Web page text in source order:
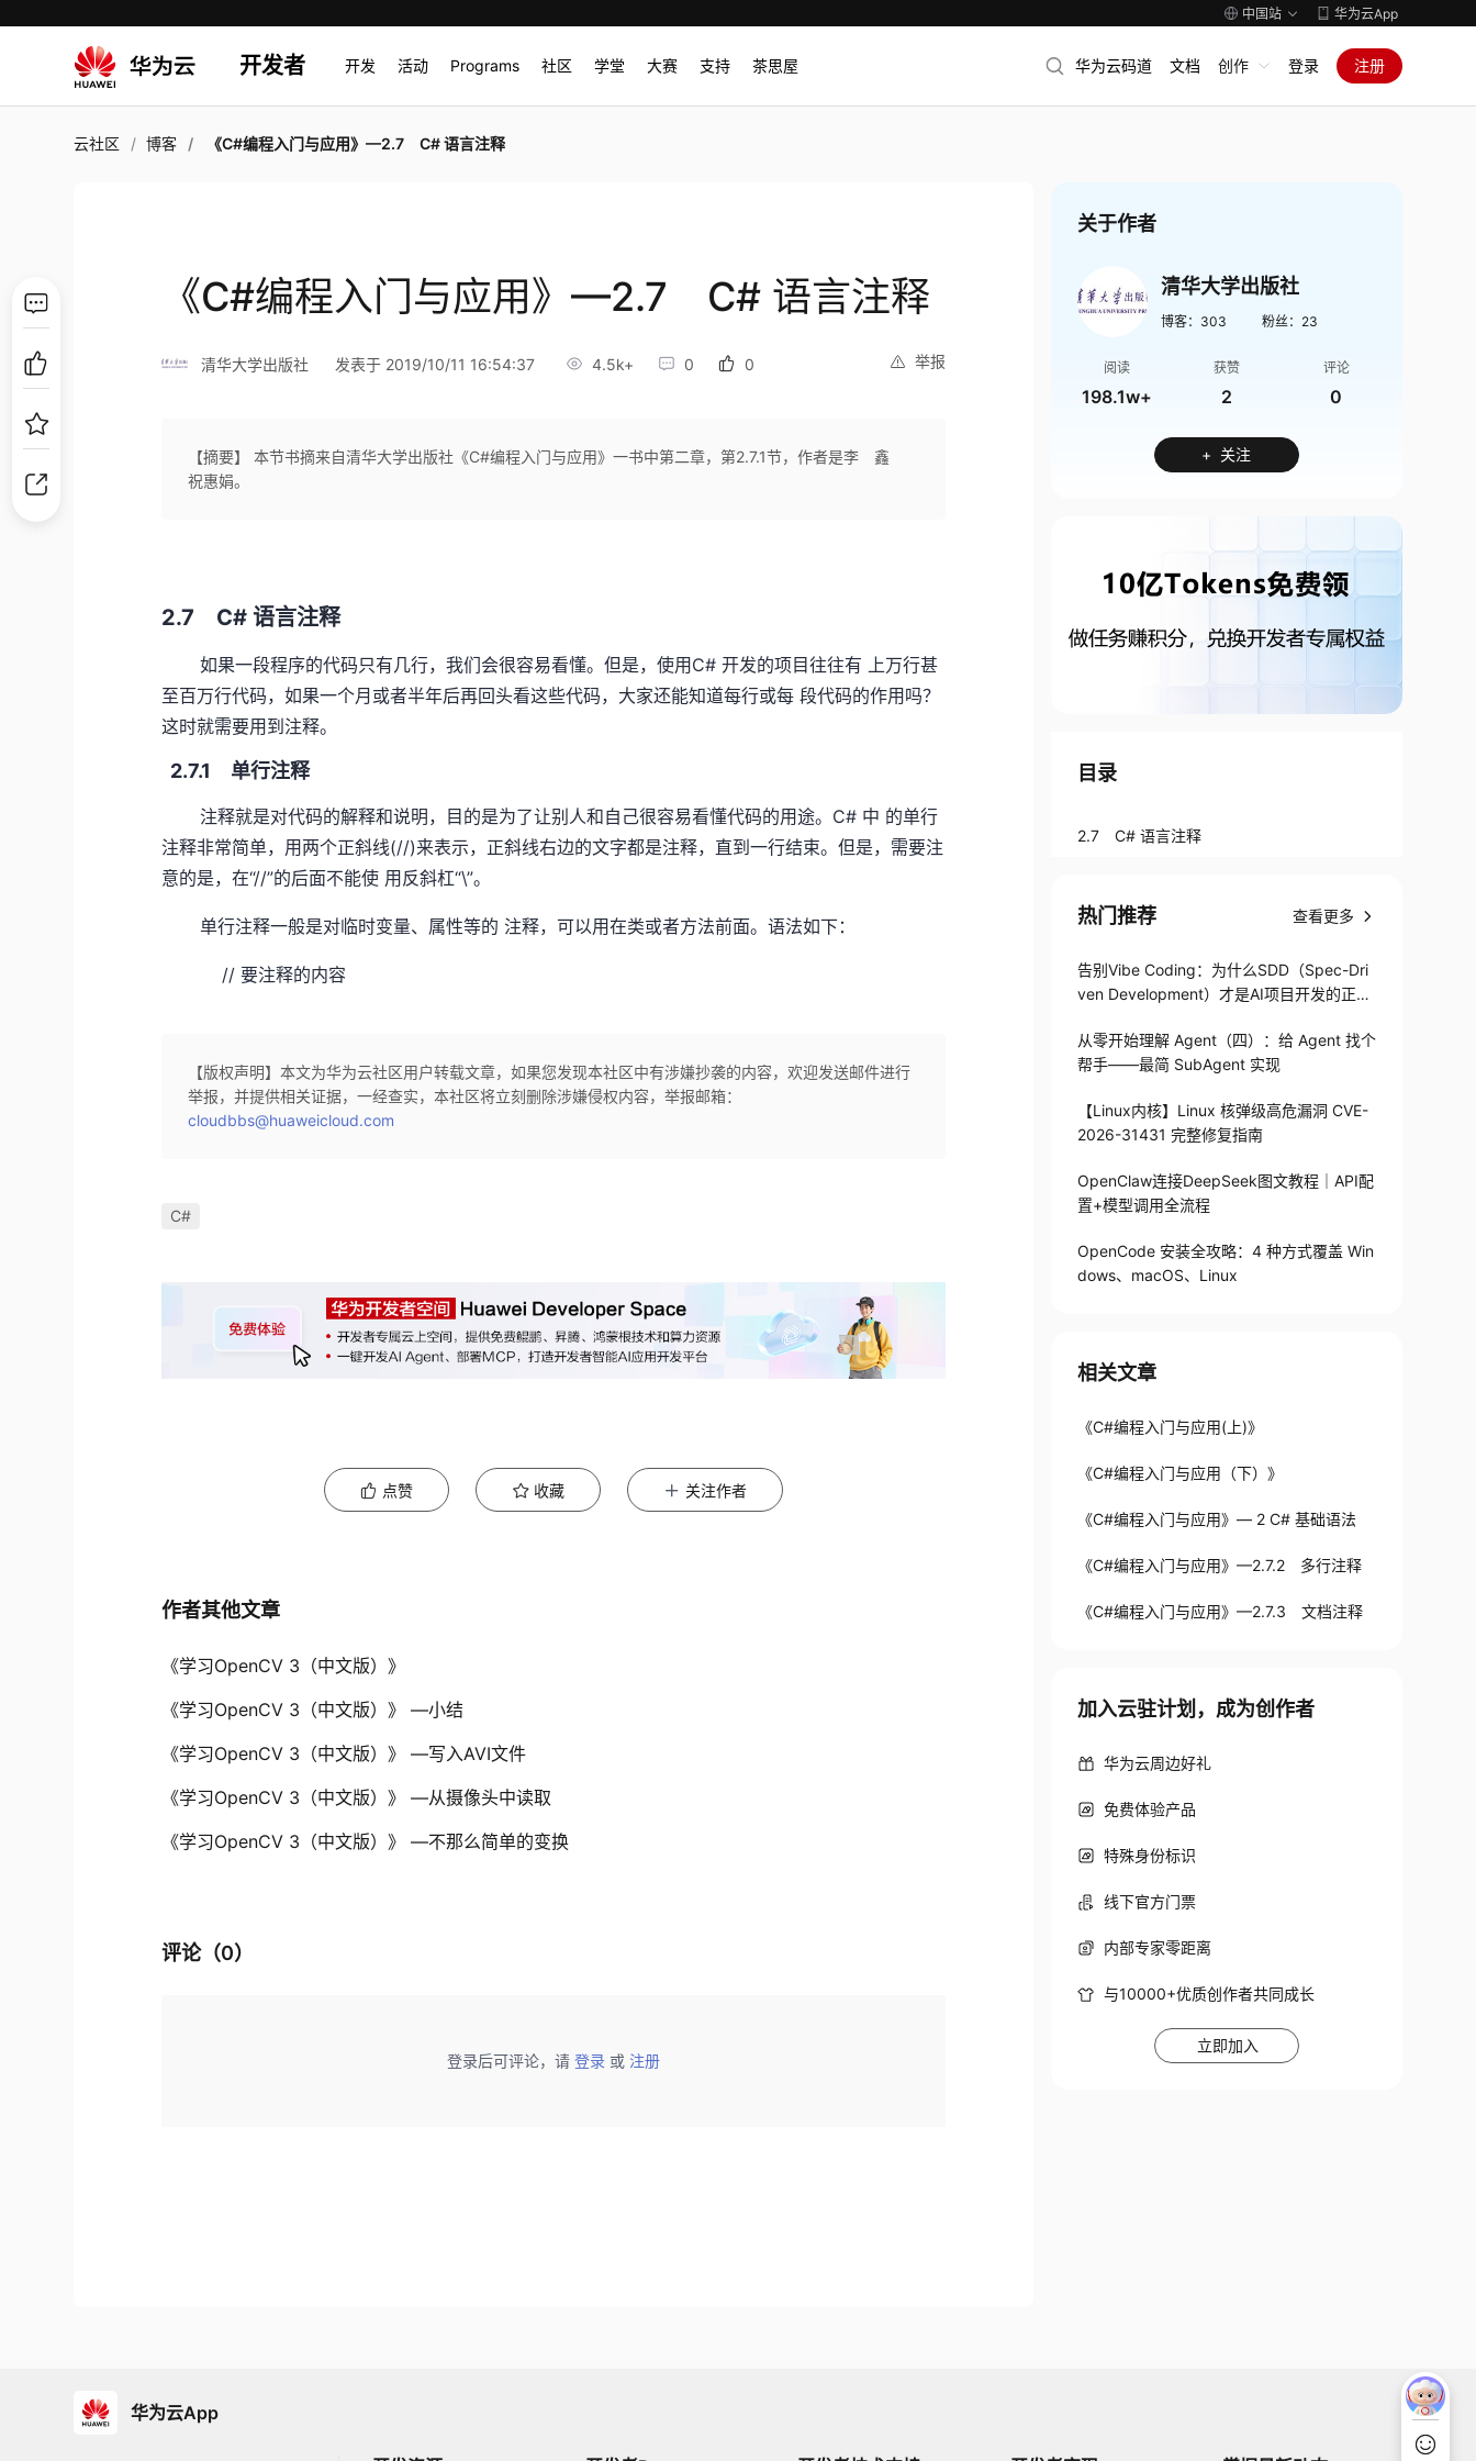
中国站 华为云App
开发者 开发 活动 Programs 社区 学堂 大赛 支持 茶思屋 华为云码道 文档 创作 登录 注册
云社区 博客 《C#编程入门与应用》—2.7 C# 语言注释
《C#编程入门与应用》—2.7 C# 语言注释
举报
清华大学出版社 发表于 2019/10/11 16:54:37 4.5k+ 0 0
【摘要】 本节书摘来自清华大学出版社《C#编程入门与应用》一书中第二章，第2.7.1节，作者是李 鑫
祝惠娟。
2.7 C# 语言注释
如果一段程序的代码只有几行，我们会很容易看懂。但是，使用C# 开发的项目往往有 上万行甚
至百万行代码，如果一个月或者半年后再回头看这些代码，大家还能知道每行或每 段代码的作用吗？
这时就需要用到注释。
2.7.1 单行注释
注释就是对代码的解释和说明，目的是为了让别人和自己很容易看懂代码的用途。C# 中 的单行
注释非常简单，用两个正斜线(//)来表示，正斜线右边的文字都是注释，直到一行结束。但是，需要注
意的是，在“//”的后面不能使 用反斜杠“\”。
单行注释一般是对临时变量、属性等的 注释，可以用在类或者方法前面。语法如下：
// 要注释的内容
【版权声明】本文为华为云社区用户转载文章，如果您发现本社区中有涉嫌抄袭的内容，欢迎发送邮件进行
举报，并提供相关证据，一经查实，本社区将立刻删除涉嫌侵权内容，举报邮箱：
cloudbbs@huaweicloud.com
C#
点赞 收藏 关注作者
作者其他文章
《学习OpenCV 3（中文版）》
《学习OpenCV 3（中文版）》 —小结
《学习OpenCV 3（中文版）》 —写入AVI文件
《学习OpenCV 3（中文版）》 —从摄像头中读取
《学习OpenCV 3（中文版）》 —不那么简单的变换
评论（0）
登录后可评论，请 登录 或 注册
关于作者
清华大学出版社
博客： 303 粉丝： 23
阅读
198.1w+
获赞
2
评论
0
+ 关注
目录
2.7 C# 语言注释
热门推荐 查看更多
告别Vibe Coding：为什么SDD（Spec-Dri
ven Development）才是AI项目开发的正确
从零开始理解 Agent（四）：给 Agent 找个
帮手——最简 SubAgent 实现
【Linux内核】Linux 核弹级高危漏洞 CVE-
2026-31431 完整修复指南
OpenClaw连接DeepSeek图文教程｜API配
置+模型调用全流程
OpenCode 安装全攻略：4 种方式覆盖 Win
dows、macOS、Linux
相关文章
《C#编程入门与应用(上)》
《C#编程入门与应用（下）》
《C#编程入门与应用》— 2 C# 基础语法
《C#编程入门与应用》—2.7.2 多行注释
《C#编程入门与应用》—2.7.3 文档注释
加入云驻计划，成为创作者
华为云周边好礼
免费体验产品
特殊身份标识
线下官方门票
内部专家零距离
与10000+优质创作者共同成长
立即加入
华为云App